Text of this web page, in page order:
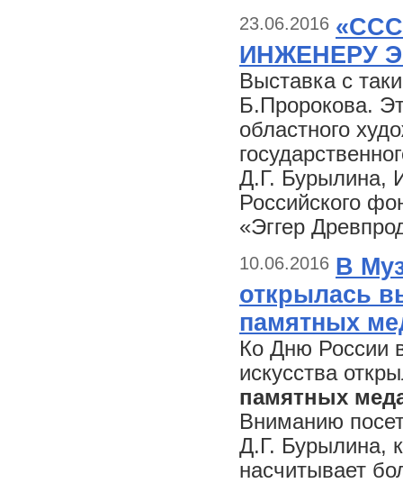
23.06.2016
ИНЖЕНЕРУ
Выставка с
Б.Пророкова.
областного
Д.Г. Бурылина,
Российского
«Эггер
10.06.2016 В
открылась
памятных
Ко Дню России
искусства
памятных
Вниманию
Д.Г. Бурылина,
насчитывает